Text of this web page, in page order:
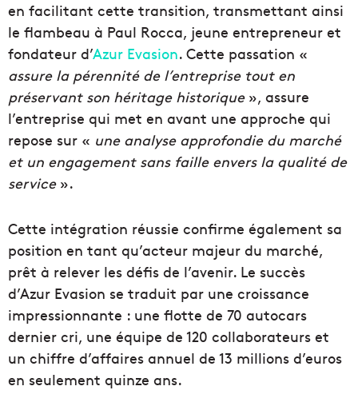
en facilitant cette transition, transmettant ainsi
le flambeau à Paul Rocca, jeune entrepreneur et
fondateur d’Azur Evasion. Cette passation «
assure la pérennité de l’entreprise tout en
préservant son héritage historique», assure
l’entreprise qui met en avant une approche qui
repose sur « une analyse approfondie du marché
et un engagement sans faille envers la qualité de
service».
Cette intégration réussie confirme également sa
position en tant qu’acteur majeur du marché,
prêt à relever les défis de l’avenir. Le succès
d’Azur Evasion se traduit par une croissance
impressionnante : une flotte de 70 autocars
dernier cri, une équipe de 120 collaborateurs et
un chiffre d’affaires annuel de 13 millions d’euros
en seulement quinze ans.